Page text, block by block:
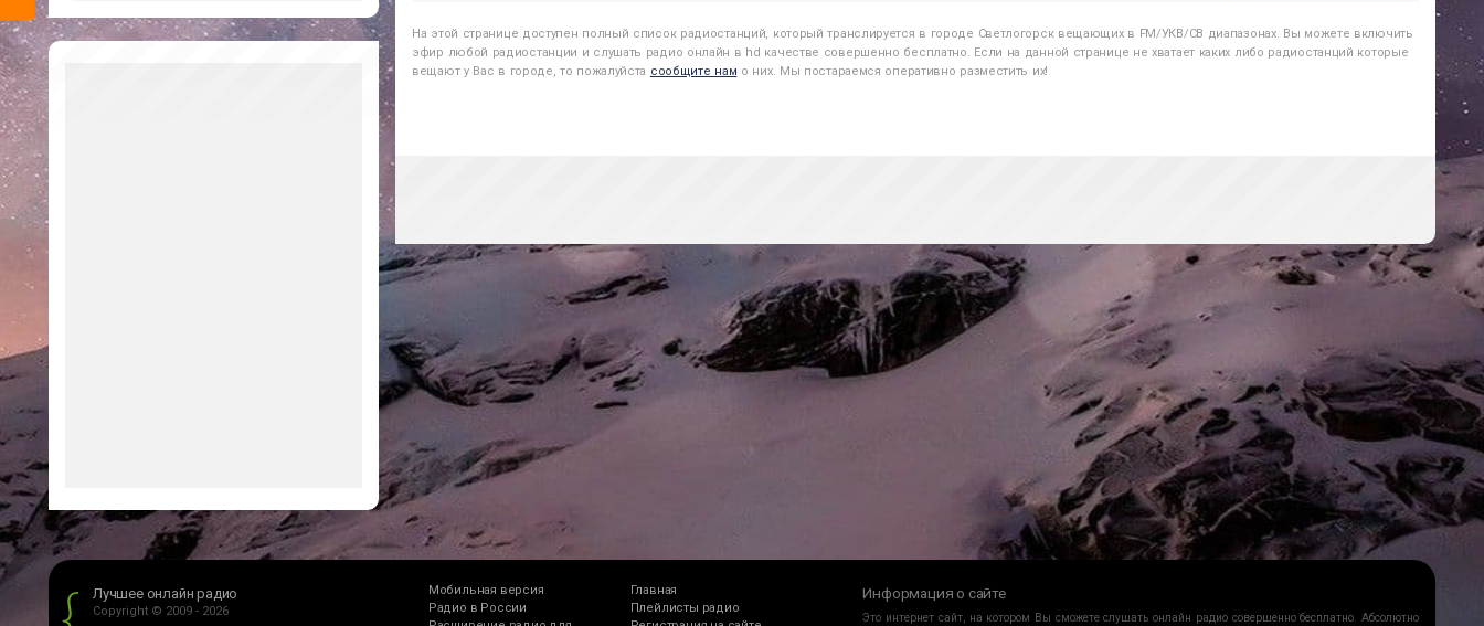
На этой странице доступен полный список радиостанций, который транслируется в городе Светлогорсквещающих в FM/УКВ/СВ диапазонах. Вы можете включить
эфир любой радиостанции и слушать радио онлайн в hd качестве совершенно бесплатно. Если на данной странице не хватает каких либо радиостанций которые
вещают у Вас в городе, то пожалуйста сообщите нам о них. Мы постараемся оперативно разместить их!
Лучшее онлайн радио
Copyright © 2009 - 2026
Мобильная версия
Главная
Радио в России
Плейлисты радио
Информация о сайте
Это интернет сайт, на котором Вы сможете слушать онлайн радио совершенно бесплатно. Абсолютно